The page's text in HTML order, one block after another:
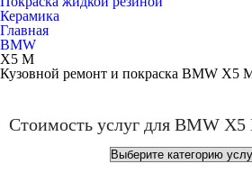
Керамика
Главная
BMW
X5 M
Кузовной ремонт и покраска BMW X5
Стоимость услуг для BMW X5